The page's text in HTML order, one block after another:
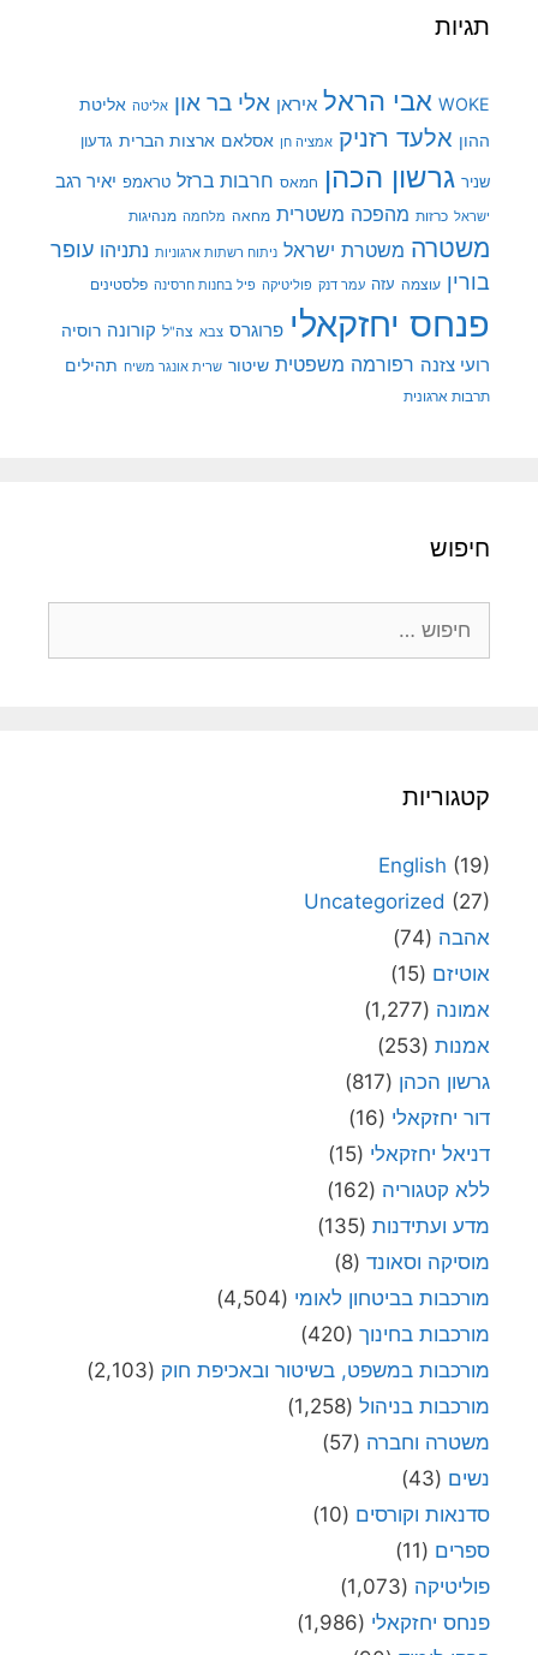
תגיות
WOKE אבי הראל איראן אלי בר און אליטה אליטת
ההון אלעד רזניק אמציה חן אסלאם ארצות הברית גדעון
שניר גרשון הכהן חמאס חרבות ברזל טראמפ יאיר רגב
ישראל כרזות מהפכה משטרית מחאה מלחמה מנהיגות
משטרה משטרת ישראל ניתוח רשתות ארגוניות נתניהו עופר
בורין עוצמה עזה עמר דנק פוליטיקה פיל בחנות חרסינה פלסטינים
פנחס יחזקאלי פרוגרס צבא צה"ל קורונה רוסיה
רועי צזנה רפורמה משפטית שיטור שרית אונגר משיח תהילים
תרבות ארגונית
חיפוש
קטגוריות
English (19)
Uncategorized (27)
אהבה (74)
אוטיזם (15)
אמונה (1,277)
אמנות (253)
גרשון הכהן (817)
דור יחזקאלי (16)
דניאל יחזקאלי (15)
ללא קטגוריה (162)
מדע ועתידנות (135)
מוסיקה וסאונד (8)
מורכבות בביטחון לאומי (4,504)
מורכבות בחינוך (420)
מורכבות במשפט, בשיטור ובאכיפת חוק (2,103)
מורכבות בניהול (1,258)
משטרה וחברה (57)
נשים (43)
סדנאות וקורסים (10)
ספרים (11)
פוליטיקה (1,073)
פנחס יחזקאלי (1,986)